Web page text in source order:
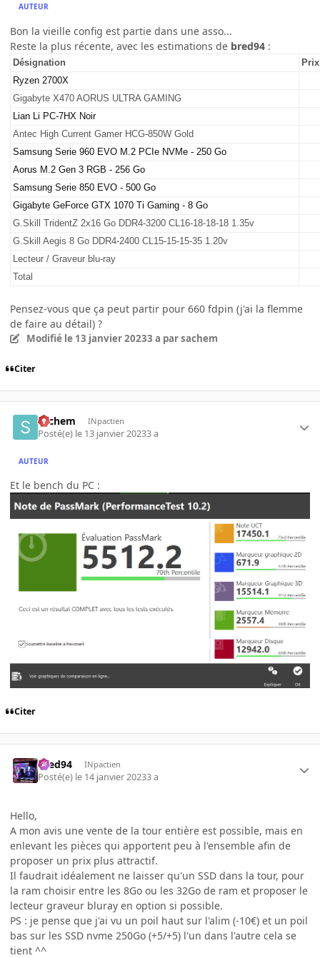
AUTEUR
Bon la vieille config est partie dans une asso...
Reste la plus récente, avec les estimations de bred94 :
Désignation
Ryzen 2700X
Gigabyte X470 AORUS ULTRA GAMING
Lian Li PC-7HX Noir
Antec High Current Gamer HCG-850W Gold
Samsung Serie 960 EVO M.2 PCIe NVMe - 250 Go
Aorus M.2 Gen 3 RGB - 256 Go
Samsung Serie 850 EVO - 500 Go
Gigabyte GeForce GTX 1070 Ti Gaming - 8 Go
G.Skill TridentZ 2x16 Go DDR4-3200 CL16-18-18-18 1.35v
G.Skill Aegis 8 Go DDR4-2400 CL15-15-15-35 1.20v
Lecteur / Graveur blu-ray
Total
Pensez-vous que ça peut partir pour 660 fdpin (j'ai la flemme
de faire au détail) ?
Modifié le 13 janvier 20233 a par sachem
Citer
sachem INpactien
Posté(e) le 13 janvier 20233 a
AUTEUR
Et le bench du PC :
Citer
bred94 INpactien
Posté(e) le 14 janvier 20233 a
Hello,
A mon avis une vente de la tour entière est possible, mais en
enlevant les pièces qui apportent peu à l'ensemble afin de
proposer un prix plus attractif.
Il faudrait idéalement ne laisser qu'un SSD dans la tour, pour
la ram choisir entre les 8Go ou les 32Go de ram et proposer le
lecteur graveur bluray en option si possible.
PS : je pense que j'ai vu un poil haut sur l'alim (-10€) et un poil
bas sur les SSD nvme 250Go (+5/+5) l'un dans l'autre cela se
tient ^^